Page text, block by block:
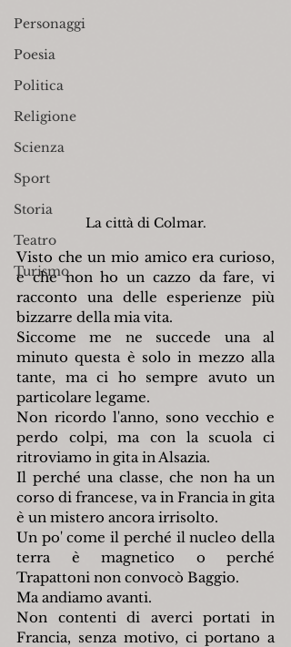
Personaggi
Poesia
Politica
Religione
Scienza
Sport
Storia
Teatro
Turismo
La città di Colmar.
Visto che un mio amico era curioso,
e che non ho un cazzo da fare, vi
racconto una delle esperienze più
bizzarre della mia vita.
Siccome me ne succede una al
minuto questa è solo in mezzo alla
tante, ma ci ho sempre avuto un
particolare legame.
Non ricordo l'anno, sono vecchio e
perdo colpi, ma con la scuola ci
ritroviamo in gita in Alsazia.
Il perché una classe, che non ha un
corso di francese, va in Francia in gita
è un mistero ancora irrisolto.
Un po' come il perché il nucleo della
terra è magnetico o perché
Trapattoni non convocò Baggio.
Ma andiamo avanti.
Non contenti di averci portati in
Francia, senza motivo, ci portano a